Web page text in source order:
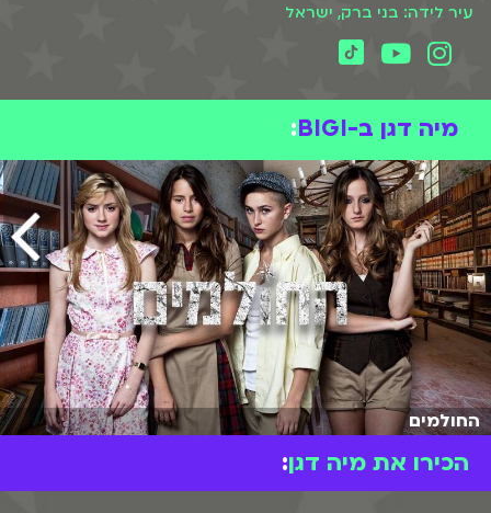
עיר לידה: בני ברק, ישראל
מיה דגן ב-BIGI :
החולמים
הכירו את מיה דגן: